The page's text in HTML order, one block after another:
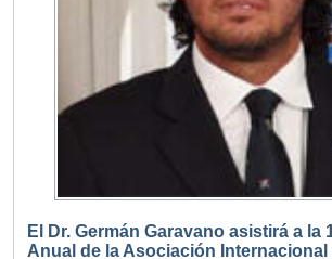
El Dr. Germán Garavano asistirá a la
Anual de la Asociación Internacional